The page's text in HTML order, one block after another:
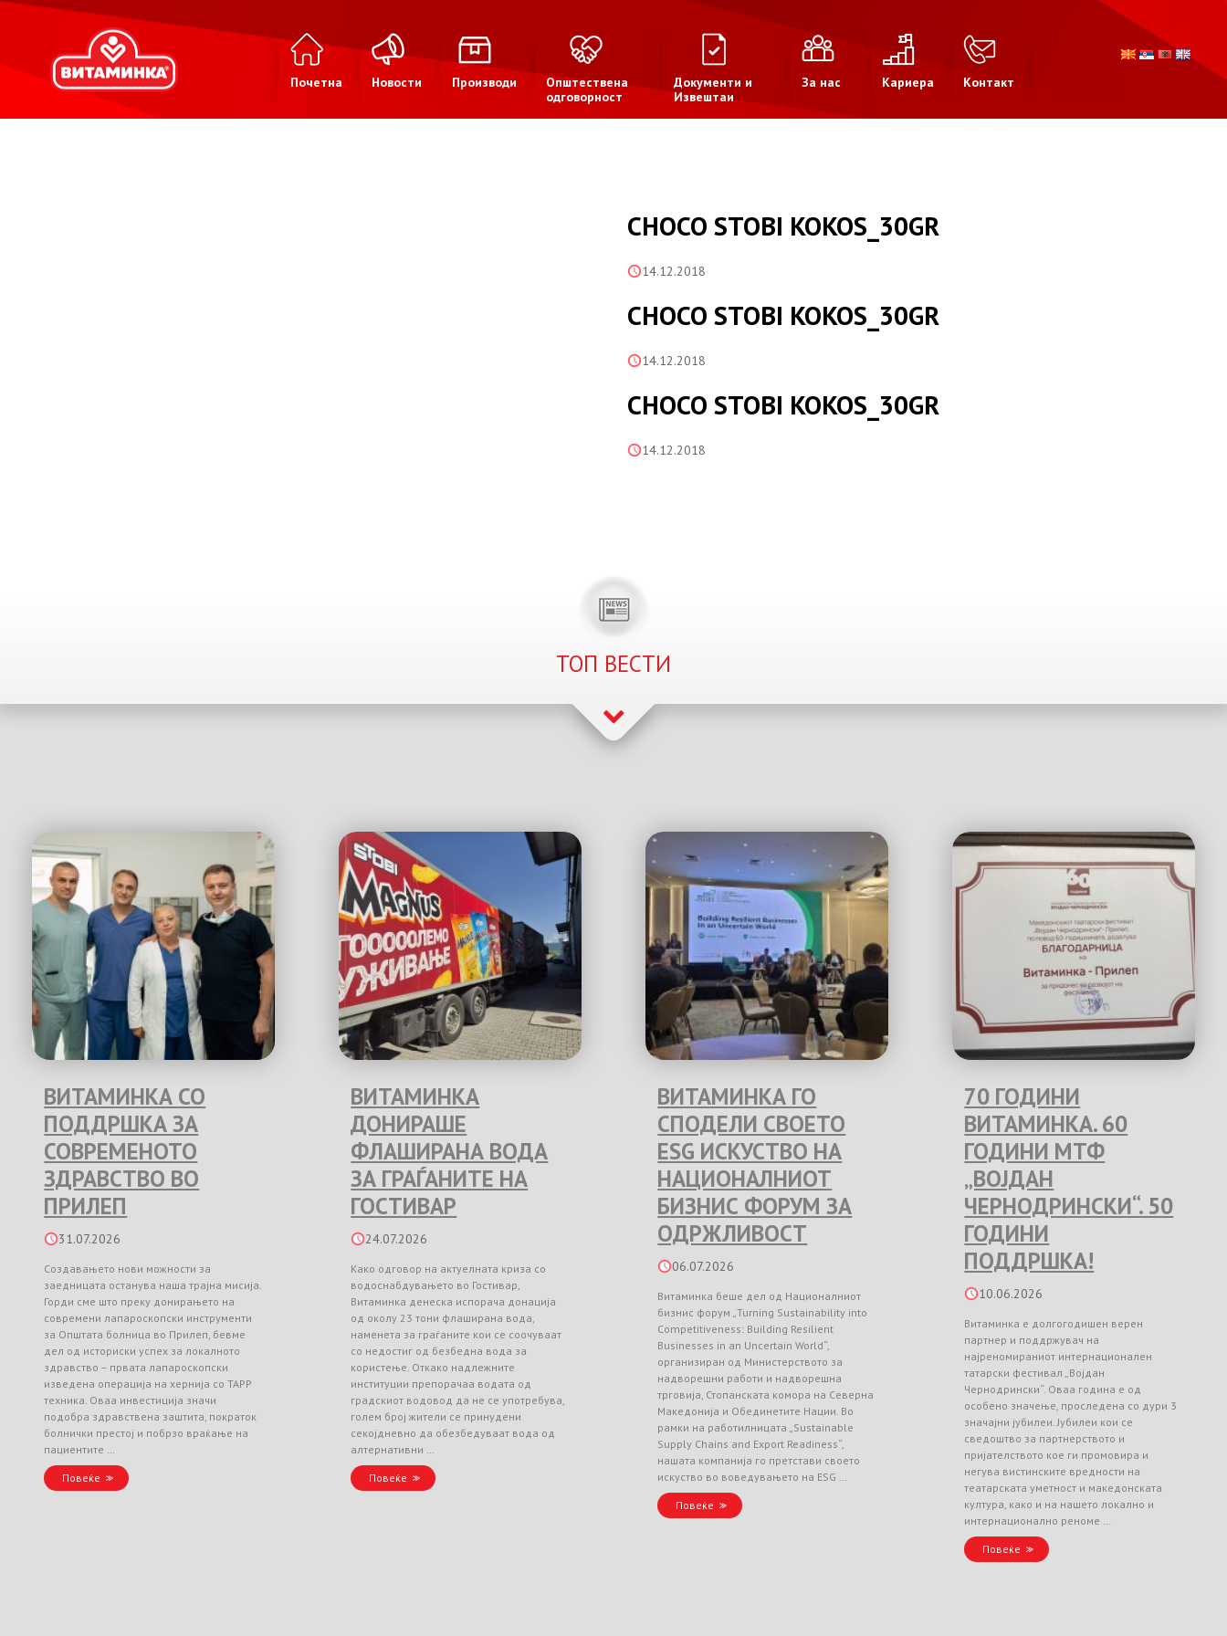
Почетна Новости Производи
Општествена
одговорност
Документи и
Извештаи
За нас Кариера Контакт
CHOCO STOBI KOKOS_30GR
14.12.2018
CHOCO STOBI KOKOS_30GR
14.12.2018
CHOCO STOBI KOKOS_30GR
14.12.2018
ТОП ВЕСТИ
ВИТАМИНКА СО
ПОДДРШКА ЗА
СОВРЕМЕНОТО
ЗДРАВСТВО ВО
ПРИЛЕП
31.07.2026
Создавањето нови можности за
заедницата останува наша трајна мисија.
Горди сме што преку донирањето на
современи лапароскопски инструменти
за Општата болница во Прилеп, бевме
дел од историски успех за локалното
здравство – првата лапароскопски
изведена операција на хернија со TAPP
техника. Оваа инвестиција значи
подобра здравствена заштита, пократок
болнички престој и побрзо враќање на
пациентите …
Повеќе
ВИТАМИНКА
ДОНИРАШЕ
ФЛАШИРАНА ВОДА
ЗА ГРАЃАНИТЕ НА
ГОСТИВАР
24.07.2026
Како одговор на актуелната криза со
водоснабдувањето во Гостивар,
Витаминка денеска испорача донација
од околу 23 тони флаширана вода,
наменета за граѓаните кои се соочуваат
со недостиг од безбедна вода за
користење. Откако надлежните
институции препорачаа водата од
градскиот водовод да не се употребува,
голем број жители се принудени
секојдневно да обезбедуваат вода од
алтернативни …
Повеќе
ВИТАМИНКА ГО
СПОДЕЛИ СВОЕТО
ESG ИСКУСТВО НА
НАЦИОНАЛНИОТ
БИЗНИС ФОРУМ ЗА
ОДРЖЛИВОСТ
06.07.2026
Витаминка беше дел од Националниот
бизнис форум „Turning Sustainability into
Competitiveness: Building Resilient
Businesses in an Uncertain World“,
организиран од Министерството за
надворешни работи и надворешна
трговија, Стопанската комора на Северна
Македонија и Обединетите Нации. Во
рамки на работилницата „Sustainable
Supply Chains and Export Readiness“,
нашата компанија го претстави своето
искуство во воведувањето на ESG …
Повеќе
70 ГОДИНИ
ВИТАМИНКА. 60
ГОДИНИ МТФ
„ВОЈДАН
ЧЕРНОДРИНСКИ“. 50
ГОДИНИ
ПОДДРШКА!
10.06.2026
Витаминка е долгогодишен верен
партнер и поддржувач на
најреномираниот интернационален
татарски фестивал „Војдан
Чернодрински“. Оваа година е од
особено значење, проследена со дури 3
значајни јубилеи. Јубилеи кои се
сведоштво за партнерството и
пријателството кое ги промовира и
негува вистинските вредности на
театарската уметност и македонската
култура, како и на нашето локално и
интернационално реноме …
Повеќе